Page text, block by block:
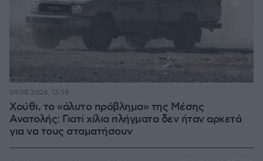
Χούθι, το «άλυτο πρόβλημα» της Μέσης
Ανατολής: Γιατί χίλια πλήγματα δεν ήταν αρκετά
για να τους σταματήσουν
09.08.2026, 13:59